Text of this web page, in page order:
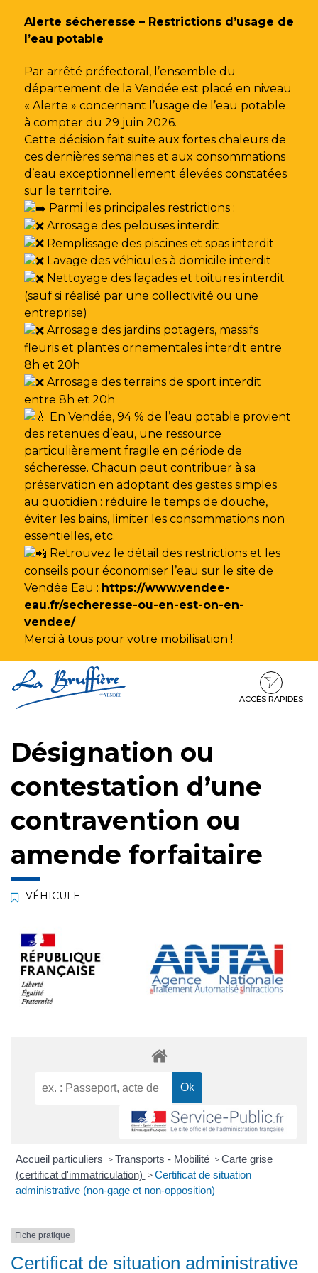
Alerte sécheresse – Restrictions d’usage de
l’eau potable
Par arrêté préfectoral, l’ensemble du
département de la Vendée est placé en niveau
« Alerte » concernant l’usage de l’eau potable
à compter du 29 juin 2026.
Cette décision fait suite aux fortes chaleurs de
ces dernières semaines et aux consommations
d’eau exceptionnellement élevées constatées
sur le territoire.
Parmi les principales restrictions :
Arrosage des pelouses interdit
Remplissage des piscines et spas interdit
Lavage des véhicules à domicile interdit
Nettoyage des façades et toitures interdit
(sauf si réalisé par une collectivité ou une
entreprise)
Arrosage des jardins potagers, massifs
fleuris et plantes ornementales interdit entre
8h et 20h
Arrosage des terrains de sport interdit
entre 8h et 20h
En Vendée, 94 % de l’eau potable provient
des retenues d’eau, une ressource
particulièrement fragile en période de
sécheresse. Chacun peut contribuer à sa
préservation en adoptant des gestes simples
au quotidien : réduire le temps de douche,
éviter les bains, limiter les consommations non
essentielles, etc.
Retrouvez le détail des restrictions et les
conseils pour économiser l’eau sur le site de
Vendée Eau : https://www.vendee-
eau.fr/secheresse-ou-en-est-on-en-
vendee/
Merci à tous pour votre mobilisation !
au
contenu
au
ACCÈS RAPIDES
Désignation ou
contestation d’une
contravention ou
amende forfaitaire
VÉHICULE
Accueil particuliers > Transports - Mobilité > Carte grise
(certificat d'immatriculation) > Certificat de situation
administrative (non-gage et non-opposition)
Fiche pratique
Certificat de situation administrative